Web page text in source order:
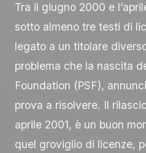
Tra il giugno 2000 e
sotto almeno tre testi di
legato a un titolare
problema che la nascita
Foundation (PSF),
prova a risolvere. Il
aprile 2001, è un buon
quel groviglio di licenze,